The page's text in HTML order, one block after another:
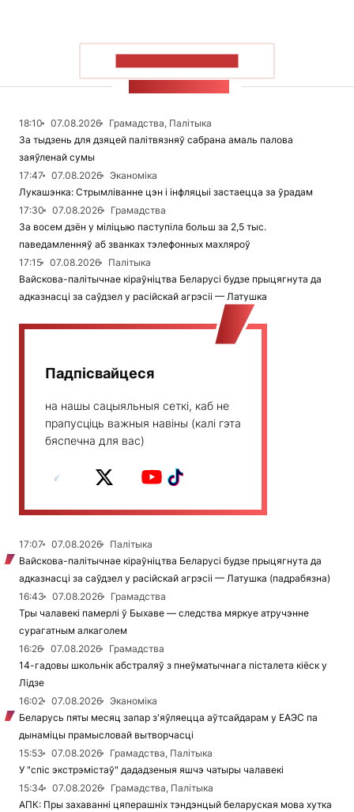
18:10 07.08.2026
Грамадства, Палітыка
За тыдзень для дзяцей палітвязняў сабрана амаль палова
заяўленай сумы
17:47
07.08.2026
Эканоміка
Лукашэнка: Стрымліванне цэн і інфляцыі застаецца за ўрадам
17:30
07.08.2026
Грамадства
За восем дзён у міліцыю паступіла больш за 2,5 тыс.
паведамленняў аб званках тэлефонных махляроў
17:15
07.08.2026
Палітыка
Вайскова-палітычнае кіраўніцтва Беларусі будзе прыцягнута да
адказнасці за саўдзел у расійскай агрэсіі — Латушка
Падпісвайцеся
на нашы сацыяльныя сеткі, каб не
прапусціць важныя навіны (калі гэта
бяспечна для вас)
17:07 07.08.2026
Палітыка
Вайскова-палітычнае кіраўніцтва Беларусі будзе прыцягнута да
адказнасці за саўдзел у расійскай агрэсіі — Латушка (падрабязна)
16:43
07.08.2026
Грамадства
Тры чалавекі памерлі ў Быхаве — следства мяркуе атручэнне
сурагатным алкаголем
16:26
07.08.2026
Грамадства
14-гадовы школьнік абстраляў з пнеўматычнага пісталета кіёск у
Лідзе
16:02
07.08.2026
Эканоміка
Беларусь пяты месяц запар з'яўляецца аўтсайдарам у ЕАЭС па
дынаміцы прамысловай вытворчасці
15:53
07.08.2026
Грамадства, Палітыка
У "спіс экстрэмістаў" дададзеныя яшчэ чатыры чалавекі
15:34
07.08.2026
Грамадства, Палітыка
АПК: Пры захаванні цяперашніх тэндэнцый беларуская мова хутка